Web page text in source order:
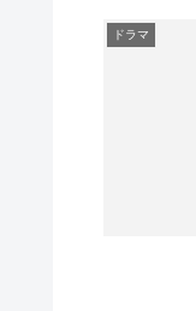
ドラマ